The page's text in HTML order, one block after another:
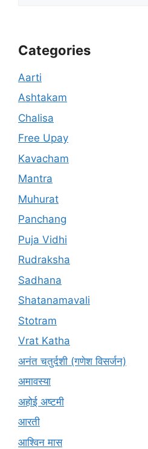
Categories
Aarti
Ashtakam
Chalisa
Free Upay
Kavacham
Mantra
Muhurat
Panchang
Puja Vidhi
Rudraksha
Sadhana
Shatanamavali
Stotram
Vrat Katha
अनंत चतुर्दशी (गणेश विसर्जन)
अमावस्या
अहोई अष्टमी
आरती
आश्विन मास